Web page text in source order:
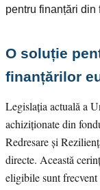
pentru finanțări din
O soluție
finanțărilor
Legislația actuală a
achiziționate din
Redresare și
directe. Această
eligibile sunt